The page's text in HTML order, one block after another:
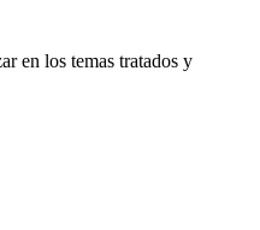
en los temas tratados y